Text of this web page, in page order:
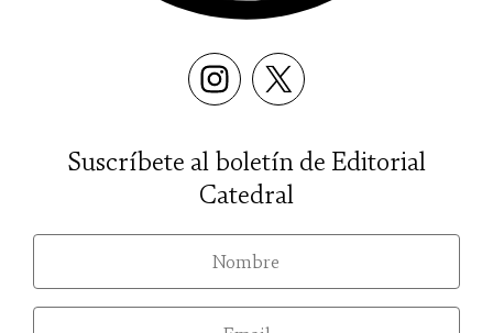
Suscríbete al boletín de Editorial
Catedral